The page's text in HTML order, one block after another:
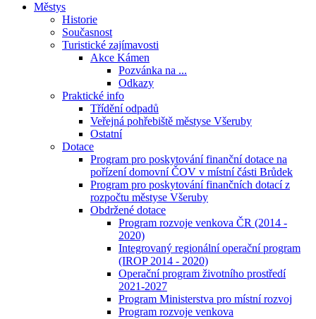
Městys
Historie
Současnost
Turistické zajímavosti
Akce Kámen
Pozvánka na ...
Odkazy
Praktické info
Třídění odpadů
Veřejná pohřebiště městyse Všeruby
Ostatní
Dotace
Program pro poskytování finanční dotace na
pořízení domovní ČOV v místní části Brůdek
Program pro poskytování finančních dotací z
rozpočtu městyse Všeruby
Obdržené dotace
Program rozvoje venkova ČR (2014 -
2020)
Integrovaný regionální operační program
(IROP 2014 - 2020)
Operační program životního prostředí
2021-2027
Program Ministerstva pro místní rozvoj
Program rozvoje venkova